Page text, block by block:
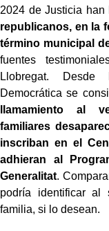
2024 de Justicia han
republicanos, en la
término municipal
fuentes
Llobregat.
Democrática se
llamamiento al
familiares
inscriban en el
adhieran al
Generalitat.
podría identificar
familia, si lo desean.